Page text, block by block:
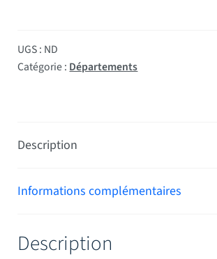
UGS : ND
Catégorie :Départements
Description
Informations complémentaires
Description